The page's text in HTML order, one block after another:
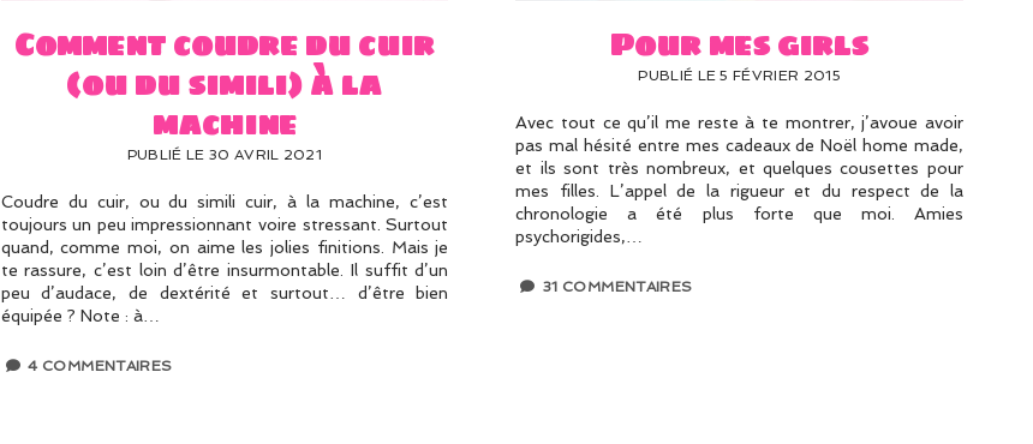
Comment coudre du cuir
(ou du simili) à la
machine
PUBLIÉ LE 30 AVRIL 2021
Coudre du cuir, ou du simili cuir, à la machine, c’est
toujours un peu impressionnant voire stressant. Surtout
quand, comme moi, on aime les jolies finitions. Mais je
te rassure, c’est loin d’être insurmontable. Il suffit d’un
peu d’audace, de dextérité et surtout… d’être bien
équipée ? Note : à…
4 COMMENTAIRES
Pour mes girls
PUBLIÉ LE 5 FÉVRIER 2015
Avec tout ce qu’il me reste à te montrer, j’avoue avoir
pas mal hésité entre mes cadeaux de Noël home made,
et ils sont très nombreux, et quelques cousettes pour
mes filles. L’appel de la rigueur et du respect de la
chronologie a été plus forte que moi. Amies
psychorigides,…
31 COMMENTAIRES